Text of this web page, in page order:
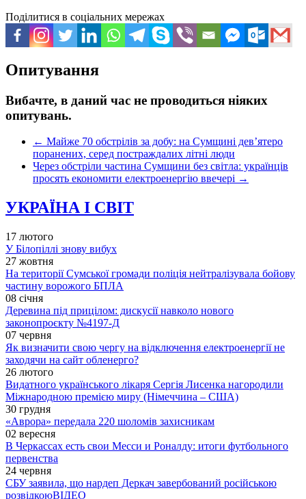
Поділитися в соціальних мережах
Опитування
Вибачте, в даний час не проводиться ніяких
опитувань.
← Майже 70 обстрілів за добу: на Сумщині дев’ятеро
поранених, серед постраждалих літні люди
Через обстріли частина Сумщини без світла: українців
просять економити електроенергію ввечері →
УКРАЇНА І СВІТ
17 лютого
У Білопіллі знову вибух
27 жовтня
На території Сумської громади поліція нейтралізувала бойову
частину ворожого БПЛА
08 січня
Деревина під прицілом: дискусії навколо нового
законопроєкту №4197-Д
07 червня
Як визначити свою чергу на відключення електроенергії не
заходячи на сайт обленерго?
26 лютого
Видатного українського лікаря Сергія Лисенка нагородили
Міжнародною премією миру (Німеччина – США)
30 грудня
«Аврора» передала 220 шоломів захисникам
02 вересня
В Черкассах есть свои Месси и Роналду: итоги футбольного
первенства
24 червня
СБУ заявила, що нардеп Деркач завербований російською
розвідкоюВІДЕО